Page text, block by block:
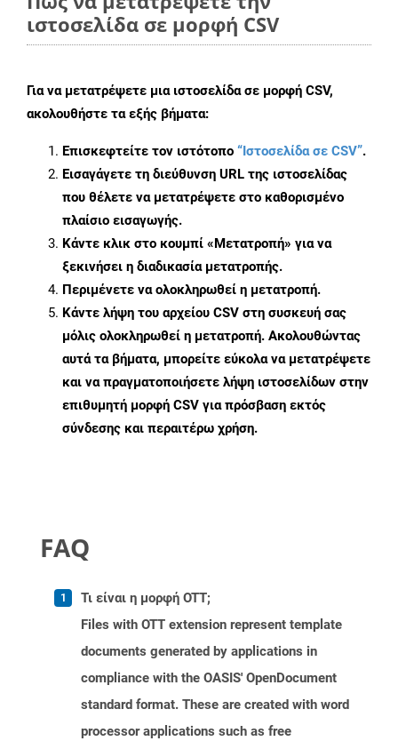
ιστοσελίδα σε μορφή CSV
Για να μετατρέψετε μια ιστοσελίδα σε μορφή CSV,
ακολουθήστε τα εξής βήματα:
Επισκεφτείτε τον ιστότοπο “Ιστοσελίδα σε CSV”.
Εισαγάγετε τη διεύθυνση URL της ιστοσελίδας
που θέλετε να μετατρέψετε στο καθορισμένο
πλαίσιο εισαγωγής.
Κάντε κλικ στο κουμπί «Μετατροπή» για να
ξεκινήσει η διαδικασία μετατροπής.
Περιμένετε να ολοκληρωθεί η μετατροπή.
Κάντε λήψη του αρχείου CSV στη συσκευή σας
μόλις ολοκληρωθεί η μετατροπή. Ακολουθώντας
αυτά τα βήματα, μπορείτε εύκολα να μετατρέψετε
και να πραγματοποιήσετε λήψη ιστοσελίδων στην
επιθυμητή μορφή CSV για πρόσβαση εκτός
σύνδεσης και περαιτέρω χρήση.
FAQ
Τι είναι η μορφή OTT;
Files with OTT extension represent template
documents generated by applications in
compliance with the OASIS' OpenDocument
standard format. These are created with word
processor applications such as free